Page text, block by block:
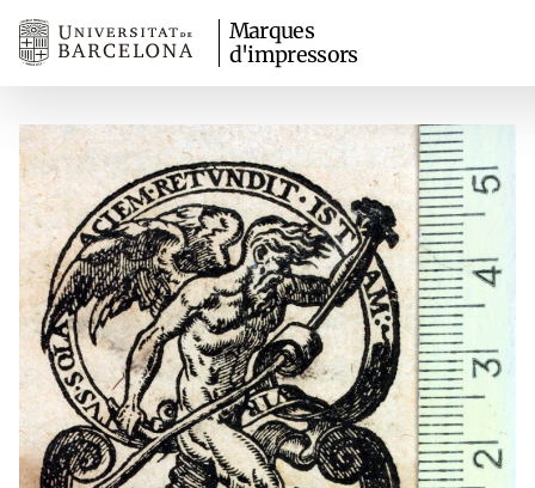
Marques
d'impressors